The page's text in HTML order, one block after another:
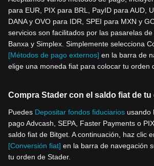
para EUR, PIX para BRL, PayID para AUD,
DANA y OVO para IDR, SPEI para MXN y
servicios son facilitados por las pasarelas de
Banxa y Simplex. Simplemente selecciona
[Métodos de pago externos] en la barra de
elige una moneda fiat para colocar tu orden
Compra Stader con el saldo fiat de
Puedes Depositar fondos fiduciarios usando
pago Advcash, SEPA, Faster Payments o
saldo fiat de Bitget. A continuación, haz clic
[Conversión fiat] en la barra de navegación
tu orden de Stader.